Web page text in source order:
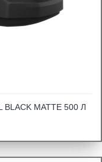
MATTE 500 Л